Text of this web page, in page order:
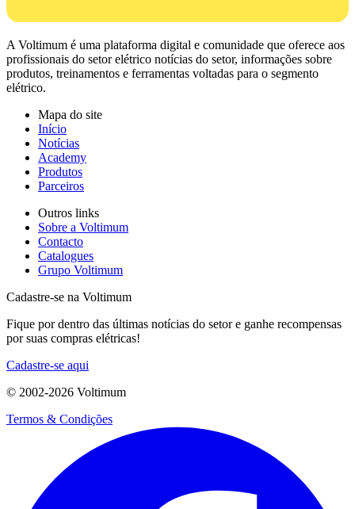
A Voltimum é uma plataforma digital e comunidade que oferece aos
profissionais do setor elétrico notícias do setor, informações sobre
produtos, treinamentos e ferramentas voltadas para o segmento
elétrico.
Mapa do site
Início
Notícias
Academy
Produtos
Parceiros
Outros links
Sobre a Voltimum
Contacto
Catalogues
Grupo Voltimum
Cadastre-se na Voltimum
Fique por dentro das últimas notícias do setor e ganhe recompensas
por suas compras elétricas!
Cadastre-se aqui
© 2002-2026 Voltimum
Termos & Condições